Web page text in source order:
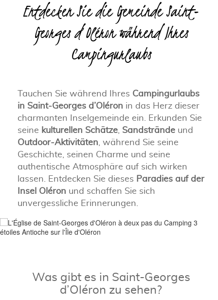
Entdecken Sie die Gemeinde Saint-
Georges d’Oléron während Ihres
Campingurlaubs
Tauchen Sie während Ihres Campingurlaubs
in Saint-Georges d’Oléron in das Herz dieser
charmanten Inselgemeinde ein. Erkunden Sie
seine kulturellen Schätze, Sandsträndeund
Outdoor-Aktivitäten, während Sie seine
Geschichte, seinen Charme und seine
authentische Atmosphäre auf sich wirken
lassen. Entdecken Sie dieses Paradies auf der
Insel Oléron und schaffen Sie sich
unvergessliche Erinnerungen.
Was gibt es in Saint-Georges
d’Oléron zu sehen?